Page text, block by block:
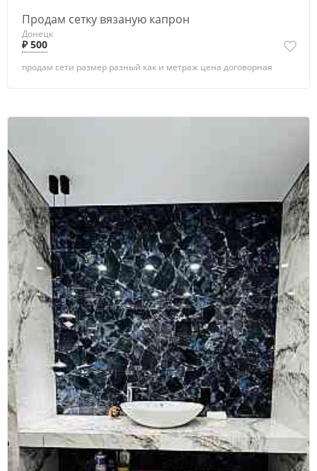
Продам сетку вязаную капрон
Донецк
₽ 500
продам сети размер разный как и метраж цена договорная